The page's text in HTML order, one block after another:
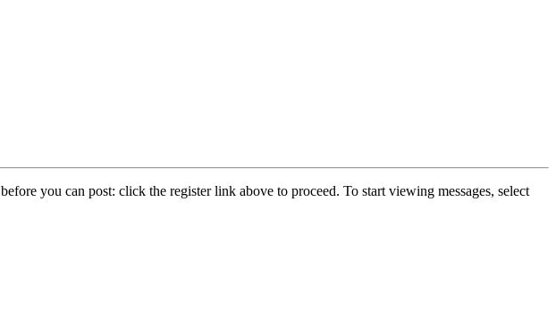
before you can post: click the register link above to proceed. To start viewing messages, select